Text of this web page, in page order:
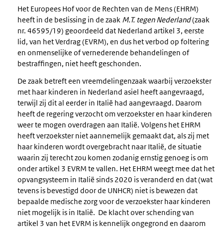
Het Europees Hof voor de Rechten van de Mens (EHRM)
heeft in de beslissing in de zaak M.T. tegen Nederland(zaak
nr. 46595/19) geoordeeld dat Nederland artikel 3, eerste
lid, van het Verdrag (EVRM), en dus het verbod op foltering
en onmenselijke of vernederende behandelingen of
bestraffingen, niet heeft geschonden.
De zaak betreft een vreemdelingenzaak waarbij verzoekster
met haar kinderen in Nederland asiel heeft aangevraagd,
terwijl zij dit al eerder in Italië had aangevraagd. Daarom
heeft de regering verzocht om verzoekster en haar kinderen
weer te mogen overdragen aan Italië. Volgens het EHRM
heeft verzoekster niet aannemelijk gemaakt dat, als zij met
haar kinderen wordt overgebracht naar Italië, de situatie
waarin zij terecht zou komen zodanig ernstig genoeg is om
onder artikel 3 EVRM te vallen. Het EHRM weegt mee dat het
opvangsysteem in Italië sinds 2020 is veranderd en dat (wat
tevens is bevestigd door de UNHCR) niet is bewezen dat
bepaalde medische zorg voor de verzoekster haar kinderen
niet mogelijk is in Italië. De klacht over schending van
artikel 3 van het EVRM is kennelijk ongegrond en daarom